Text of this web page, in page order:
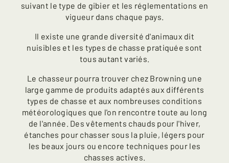
suivant le type de gibier et les réglementations en
vigueur dans chaque pays.
Il existe une grande diversité d'animaux dit
nuisibles et les types de chasse pratiquée sont
tous autant variés.
Le chasseur pourra trouver chez Browning une
large gamme de produits adaptés aux différents
types de chasse et aux nombreuses conditions
météorologiques que l'on rencontre toute au long
de l'année. Des vêtements chauds pour l'hiver,
étanches pour chasser sous la pluie, légers pour
les beaux jours ou encore techniques pour les
chasses actives.